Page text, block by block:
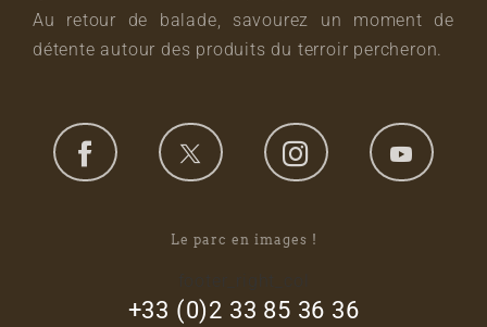
Au retour de balade, savourez un moment de
détente autour des produits du terroir percheron.
Le parc en images !
+33 (0)2 33 85 36 36